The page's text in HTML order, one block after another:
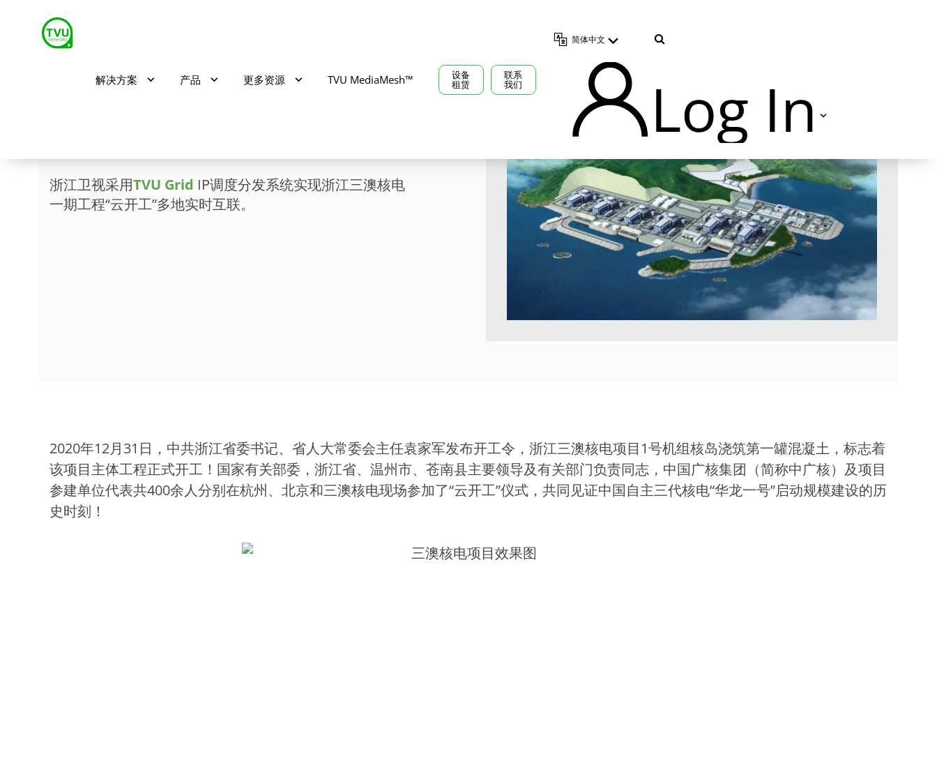
解决方案 产品 更多资源 TVU MediaMesh™ 设备
租赁
联系
我们
简体中文
Log In
TVU Producer 云导播
TVU Partyline 云互联
TVU Command Center 集中
管控系统
TVU Search 智媒体云
浙江卫视采用TVU Grid IP调度分发系统实现浙江三澳核电
一期工程“云开工”多地实时互联。
2020年12月31日，中共浙江省委书记、省人大常委会主任袁家军发布开工令，浙江三澳核电项目1号机组核岛浇筑第一罐混凝土，标志着
该项目主体工程正式开工！国家有关部委，浙江省、温州市、苍南县主要领导及有关部门负责同志，中国广核集团（简称中广核）及项目
参建单位代表共400余人分别在杭州、北京和三澳核电现场参加了“云开工”仪式，共同见证中国自主三代核电“华龙一号”启动规模建设的历
史时刻！